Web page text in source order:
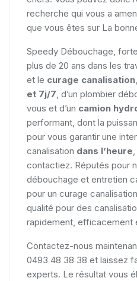
recherche qui vous a
que vous êtes sur La
Speedy Débouchage,
plus de 20 ans dans les
et le curage canalisation
et 7j/7, d’un plombier
vous et d’un camion
performant, dont la
pour vous garantir une
canalisation dans l’heure
contactiez. Réputés pour
débouchage et entretien
pour un curage
qualité pour des
rapidement, efficacement
Contactez-nous
0493 48 38 38 et laissez
experts. Le résultat vous